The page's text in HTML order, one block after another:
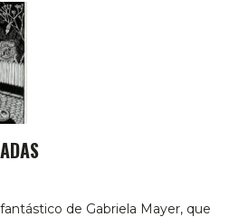
de Gabriela Mayer, que